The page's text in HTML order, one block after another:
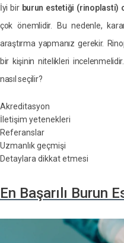
İyi bir burun estetiği (rinoplasti)
çok önemlidir. Bu nedenle,
araştırma yapmanız gerekir.
bir kişinin nitelikleri
nasıl seçilir?
Akreditasyon
İletişim yetenekleri
Referanslar
Uzmanlık geçmişi
Detaylara dikkat etmesi
En Başarılı Burun